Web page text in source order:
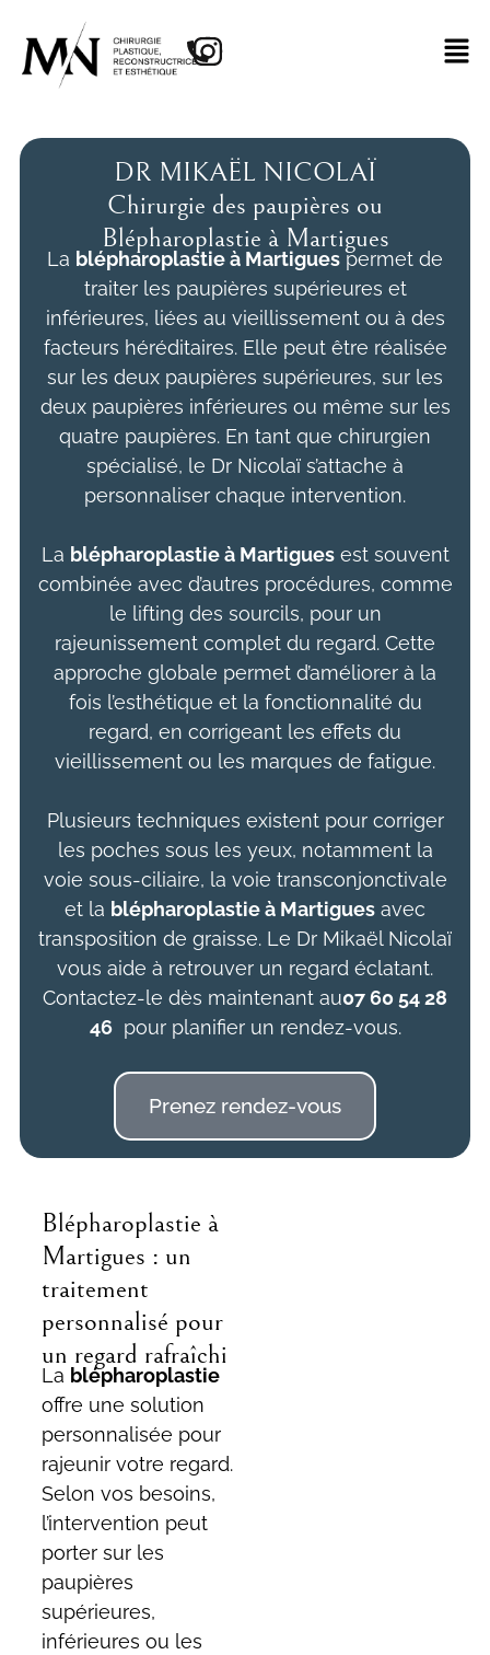
DR MIKAËL NICOLAÏ
Chirurgie des paupières ou
Blépharoplastie à Martigues
La blépharoplastie à Martiguespermet de
traiter les paupières supérieures et
inférieures, liées au vieillissement ou à des
facteurs héréditaires. Elle peut être réalisée
sur les deux paupières supérieures, sur les
deux paupières inférieures ou même sur les
quatre paupières. En tant que chirurgien
spécialisé, le Dr Nicolaï s’attache à
personnaliser chaque intervention.
La blépharoplastieà Martiguesest souvent
combinée avec d’autres procédures, comme
le lifting des sourcils, pour un
rajeunissement complet du regard. Cette
approche globale permet d’améliorer à la
fois l’esthétique et la fonctionnalité du
regard, en corrigeant les effets du
vieillissement ou les marques de fatigue.
Plusieurs techniques existent pour corriger
les poches sous les yeux, notamment la
voie sous-ciliaire, la voie transconjonctivale
et la blépharoplastie à Martigues avec
transposition de graisse. Le Dr Mikaël Nicolaï
vous aide à retrouver un regard éclatant.
Contactez-le dès maintenant au07 60 54 28
46 pour planifier un rendez-vous.
Prenez rendez-vous
Blépharoplastie à
Martigues : un
traitement
personnalisé pour
un regard rafraîchi
La blépharoplastie
offre une solution
personnalisée pour
rajeunir votre regard.
Selon vos besoins,
l’intervention peut
porter sur les
paupières
supérieures,
inférieures ou les